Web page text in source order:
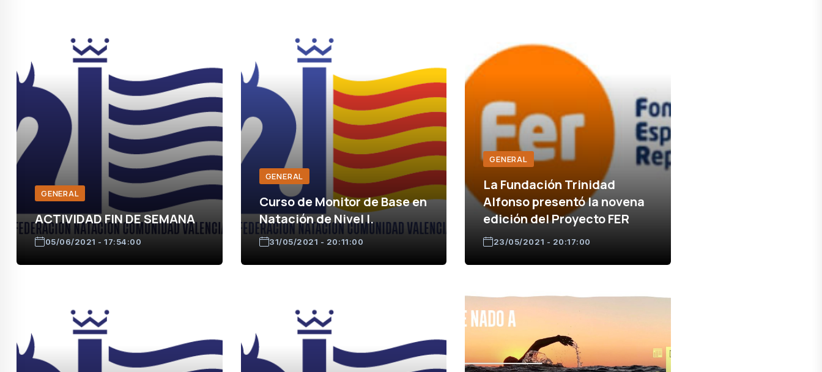
GENERAL
ACTIVIDAD FIN DE SEMANA
05/06/2021 - 17:54:00
GENERAL
Curso de Monitor de Base en
Natación de Nivel I.
31/05/2021 - 20:11:00
GENERAL
La Fundación Trinidad
Alfonso presentó la novena
edición del Proyecto FER
23/05/2021 - 20:17:00